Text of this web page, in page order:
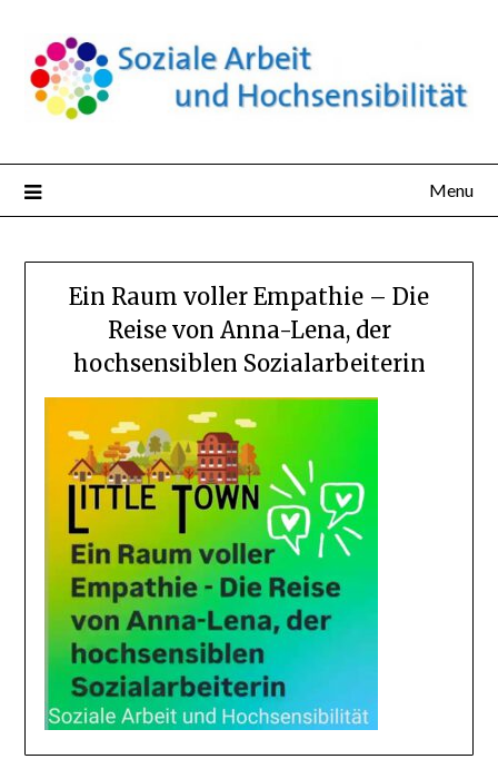
content
Menu
Ein Raum voller Empathie – Die
Reise von Anna-Lena, der
hochsensiblen Sozialarbeiterin